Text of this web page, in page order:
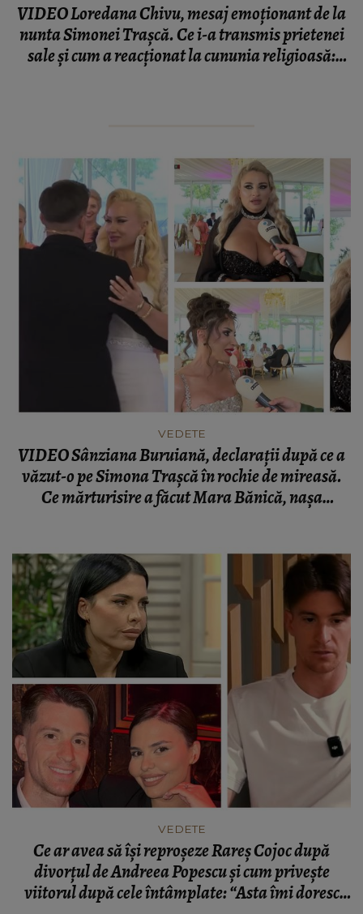
VIDEO Loredana Chivu, mesaj emoționant de la
nunta Simonei Trașcă. Ce i-a transmis prietenei
sale și cum a reacționat la cununia religioasă:
VEDETE
VIDEO Sânziana Buruiană, declarații după ce a
văzut-o pe Simona Trașcă în rochie de mireasă.
Ce mărturisire a făcut Mara Bănică, nașa
VEDETE
Ce ar avea să își reproșeze Rareș Cojoc după
divorțul de Andreea Popescu și cum privește
viitorul după cele întâmplate: “Asta îmi doresc